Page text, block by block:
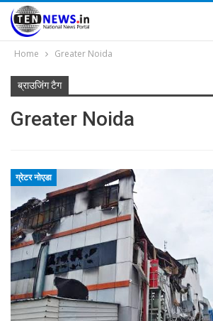
Home Greater Noida
ब्राउजिंग टैग
Greater Noida
ग्रेटर नोएडा